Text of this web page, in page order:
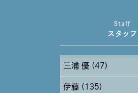
2024年9月 (11)
2024年8月 (11)
2024年7月 (11)
2024年6月 (12)
Staff
スタッフ
三浦 優 (47)
伊藤 (135)